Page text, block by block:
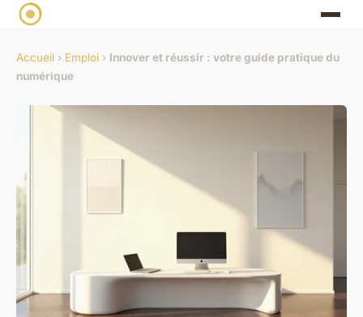
Accueil › Emploi › Innover et réussir : votre guide pratique du
numérique